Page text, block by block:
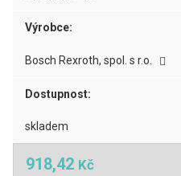
Výrobce:
Bosch Rexroth, spol. s r.o.
Dostupnost:
skladem
918,42 Kč